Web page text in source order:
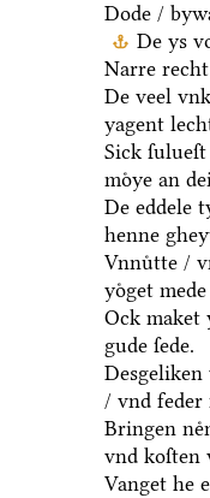
Dode /
De ys
Narre
De veel
yagent
Sick
moͤye an
De eddele
henne
Vnnuͤtte /
yoͤget
Ock maket
gude ſede.
Desgeliken
/ vnd feder
Bringen
vnd koſten
Vanget he